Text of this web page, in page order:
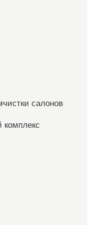
салонов
комплекс